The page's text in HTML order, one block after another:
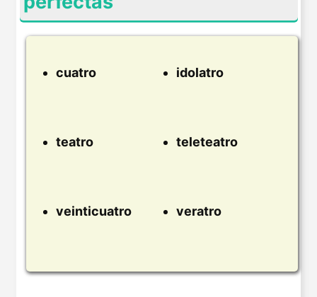
cuatro idolatro
teatro teleteatro
veinticuatro veratro